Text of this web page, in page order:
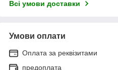
Всі умови доставки
Умови оплати
Оплата за реквізитами
предоплата